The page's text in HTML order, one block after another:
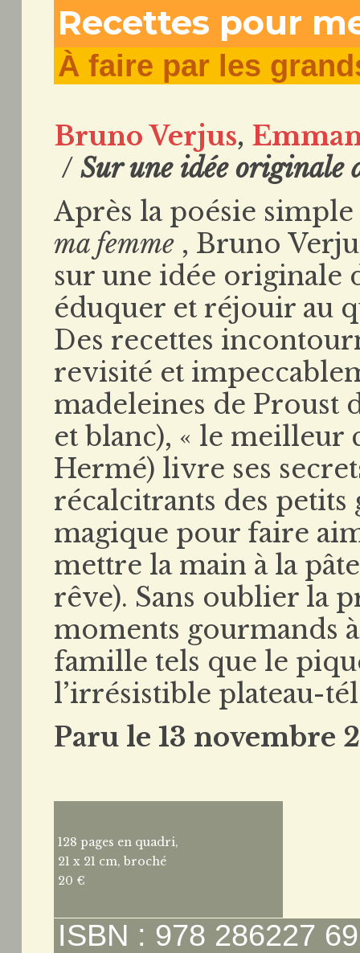
Recettes pour
À faire par les
Bruno Verjus,
/Sur une idée
Après la poésie
ma femme , Bruno
sur une idée
éduquer et réjouir au
Des recettes
revisité et
madeleines de Proust
et blanc), « le meilleur
Hermé) livre ses
récalcitrants des
magique pour faire
mettre la main à la
rêve). Sans oublier la
moments gourmands
famille tels que le
l’irrésistible plateau-
Paru le 13 novembre
128 pages en quadri,
21 x 21 cm, broché
20 €
ISBN : 978 286227